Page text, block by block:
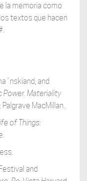
la memoria como
textos que hacen
and
Power. Materiality
Palgrave MacMillan.
of Things:
and